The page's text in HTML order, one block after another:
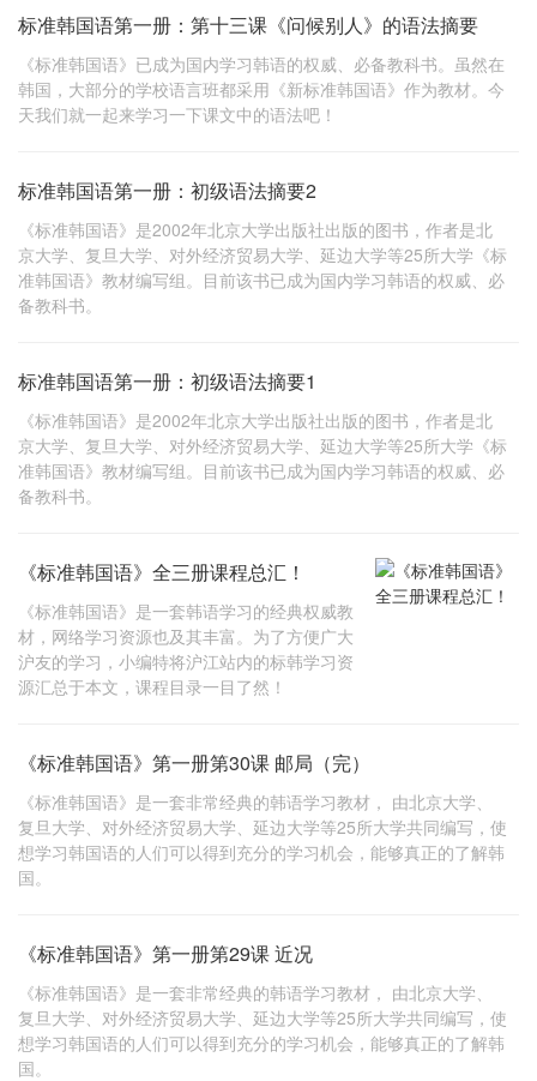
标准韩国语第一册：第十三课《问候别人》的语法摘要
《标准韩国语》已成为国内学习韩语的权威、必备教科书。虽然在
韩国，大部分的学校语言班都采用《新标准韩国语》作为教材。今
天我们就一起来学习一下课文中的语法吧！
标准韩国语第一册：初级语法摘要2
《标准韩国语》是2002年北京大学出版社出版的图书，作者是北
京大学、复旦大学、对外经济贸易大学、延边大学等25所大学《标
准韩国语》教材编写组。目前该书已成为国内学习韩语的权威、必
备教科书。
标准韩国语第一册：初级语法摘要1
《标准韩国语》是2002年北京大学出版社出版的图书，作者是北
京大学、复旦大学、对外经济贸易大学、延边大学等25所大学《标
准韩国语》教材编写组。目前该书已成为国内学习韩语的权威、必
备教科书。
《标准韩国语》全三册课程总汇！
《标准韩国语》是一套韩语学习的经典权威教
材，网络学习资源也及其丰富。为了方便广大
沪友的学习，小编特将沪江站内的标韩学习资
源汇总于本文，课程目录一目了然！
《标准韩国语》第一册第30课 邮局（完）
《标准韩国语》是一套非常经典的韩语学习教材， 由北京大学、
复旦大学、对外经济贸易大学、延边大学等25所大学共同编写，使
想学习韩国语的人们可以得到充分的学习机会，能够真正的了解韩
国。
《标准韩国语》第一册第29课 近况
《标准韩国语》是一套非常经典的韩语学习教材， 由北京大学、
复旦大学、对外经济贸易大学、延边大学等25所大学共同编写，使
想学习韩国语的人们可以得到充分的学习机会，能够真正的了解韩
国。